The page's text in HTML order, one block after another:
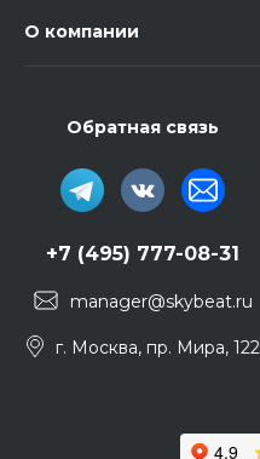
О компании
Обратная связь
+7 (495) 777-08-31
manager@skybeat.ru
г. Москва, пр. Мира, 122